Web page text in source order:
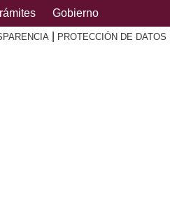
Gobierno
PROTECCIÓN DE DATOS